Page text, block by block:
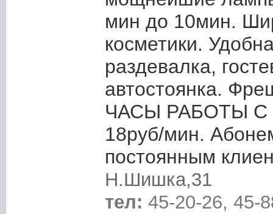
мин до 10мин.
косметики.
раздевалка,
автостоянка.
ЧАСЫ РАБОТЫ С
18руб/мин.
постоянным
Н.Шишка,31
тел: 45-20-26, 45-